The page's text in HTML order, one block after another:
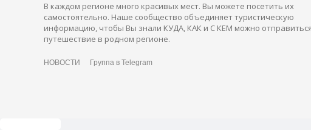
В каждом регионе много красивых мест. Вы можете посетить их
самостоятельно. Наше сообщество объединяет туристическую
информацию, чтобы Вы знали КУДА, КАК и С КЕМ можно
путешествие в родном регионе.
НОВОСТИ Группа в Telegram